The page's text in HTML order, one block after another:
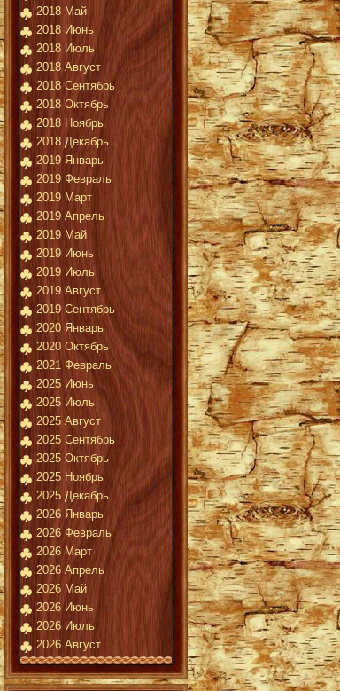
2018 Май
2018 Июнь
2018 Июль
2018 Август
2018 Сентябрь
2018 Октябрь
2018 Ноябрь
2018 Декабрь
2019 Январь
2019 Февраль
2019 Март
2019 Апрель
2019 Май
2019 Июнь
2019 Июль
2019 Август
2019 Сентябрь
2020 Январь
2020 Октябрь
2021 Февраль
2025 Июнь
2025 Июль
2025 Август
2025 Сентябрь
2025 Октябрь
2025 Ноябрь
2025 Декабрь
2026 Январь
2026 Февраль
2026 Март
2026 Апрель
2026 Май
2026 Июнь
2026 Июль
2026 Август